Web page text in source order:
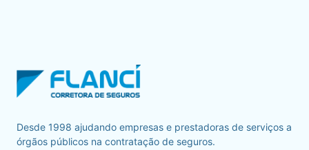
Desde 1998 ajudando empresas e prestadoras de serviços a
órgãos públicos na contratação de seguros.